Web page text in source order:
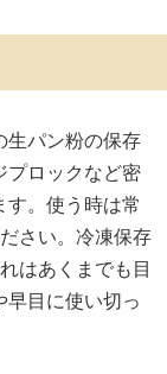
生パン粉の保存
プロックなど密
す。使う時は常
さい。冷凍保存
はあくまでも目
早目に使い切っ